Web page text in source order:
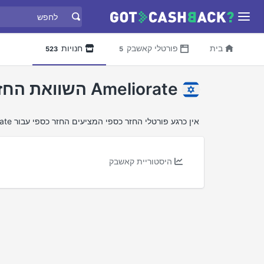
בית פורטלי קאשבק 5 חנויות 523
Ameliorate השוואת החזר כספי
אין כרגע פורטלי החזר כספי המציעים החזר כספי עבור Ameliorate
היסטוריית קאשבק